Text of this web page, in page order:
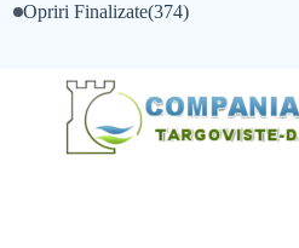
Opriri Finalizate(374)